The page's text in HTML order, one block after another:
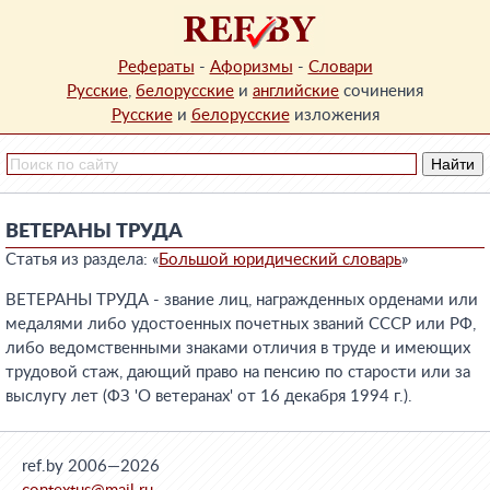
Рефераты - Афоризмы - Словари
Русские, белорусские и английские сочинения
Русскиеи белорусскиеизложения
ВЕТЕРАНЫ ТРУДА
Статья из раздела: «Большой юридический словарь»
ВЕТЕРАНЫ ТРУДА - звание лиц, награжденных орденами или
медалями либо удостоенных почетных званий СССР или РФ,
либо ведомственными знаками отличия в труде и имеющих
трудовой стаж, дающий право на пенсию по старости или за
выслугу лет (ФЗ 'О ветеранах' от 16 декабря 1994 г.).
ref.by 2006—2026